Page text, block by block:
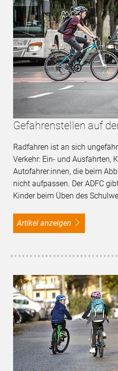
Gefahrenstellen auf
Radfahren ist an sich
Verkehr: Ein- und Ausfahrten,
Autofahrer:innen, die beim
nicht aufpassen. Der ADFC
Kinder beim Üben des
Artikel anzeigen